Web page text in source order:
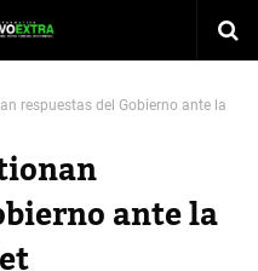
respuestas del Gobierno ante la
ante la